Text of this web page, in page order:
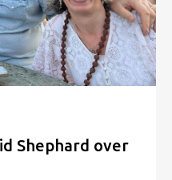
Shephard over